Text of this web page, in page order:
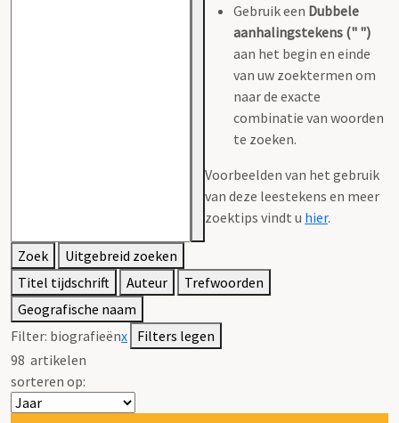
Gebruik een Dubbele
aanhalingstekens (" ")
aan het begin en einde
van uw zoektermen om
naar de exacte
combinatie van woorden
te zoeken.
Voorbeelden van het gebruik
van deze leestekens en meer
zoektips vindt u hier.
Zoek
Uitgebreid zoeken
Titel tijdschrift
Auteur
Trefwoorden
Geografische naam
Filter: biografieënx Filters legen
98 artikelen
sorteren op: